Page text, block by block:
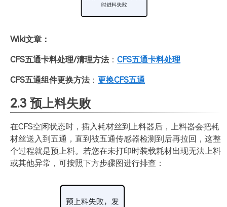
Wiki文章：
CFS五通卡料处理/清理方法： CFS五通卡料处理
CFS五通组件更换方法： 更换CFS五通
2.3 预上料失败
在CFS空闲状态时，插入耗材丝到上料器后，上料器会把耗
材丝送入到五通，直到被五通传感器检测到后再拉回，这整
个过程就是预上料。若您在未打印时装载耗材出现无法上料
或其他异常，可按照下方步骤图进行排查：